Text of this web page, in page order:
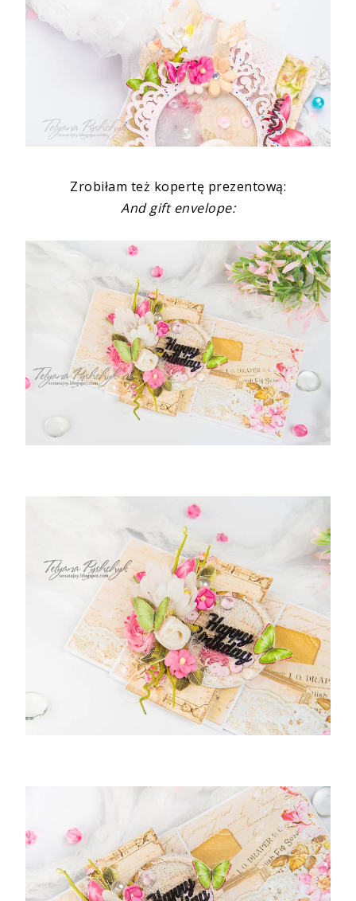
Zrobiłam też kopertę prezentową:
And gift envelope: